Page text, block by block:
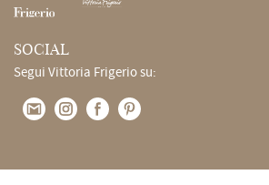
SOCIAL
Segui Vittoria Frigerio su: